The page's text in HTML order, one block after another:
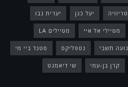
טריוויה יעל כגן יערית נבו
מטיילי אל איי מטיילים LA
נועה תשבי נטפליקס סטנד ביי מי
קרן בן-עמי שי דיאמנט